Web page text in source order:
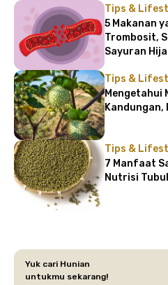
Tips &
5 Makanan
Trombosit,
Sayuran
Tips &
Mengetahui
Kandungan,
Tips &
7 Manfaat
Nutrisi
Yuk cari Hunian
untukmu sekarang!